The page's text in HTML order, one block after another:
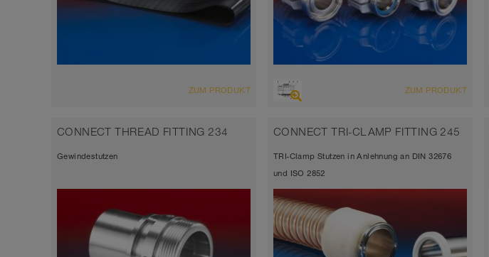
ZUM PRODUKT ZUM PRODUKT
CONNECT THREAD FITTING 234
Gewindestutzen
CONNECT TRI-CLAMP FITTING 245
TRI-Clamp Stutzen in Anlehnung an DIN 32676
und ISO 2852